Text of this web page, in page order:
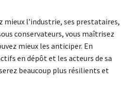
mieux l’industrie, ses prestataires,
conservateurs, vous maîtrisez
mieux les anticiper. En
en dépôt et les acteurs de sa
beaucoup plus résilients et